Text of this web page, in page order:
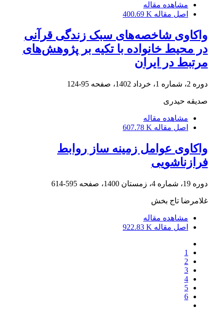
مشاهده مقاله
اصل مقاله 400.69 K
واکاوی شاخصه‌های سبک زندگی قرآنی
در محیط خانواده با تکیه بر پژوهش‌های
مرتبط در ایران
دوره 2، شماره 1، خرداد 1402، صفحه 95-124
صدیقه حیدری
مشاهده مقاله
اصل مقاله 607.78 K
واکاوی عوامل زمینه ساز روابط
فرازناشویی
دوره 19، شماره 4، زمستان 1400، صفحه 595-614
غلامرضا تاج بخش
مشاهده مقاله
اصل مقاله 922.83 K
1
2
3
4
5
6